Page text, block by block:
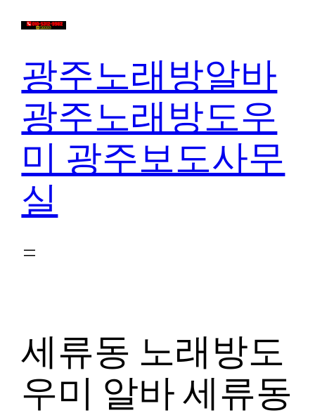
광주노래방알바
광주노래방도우
미 광주보도사무
실
세류동 노래방도
우미 알바 세류동